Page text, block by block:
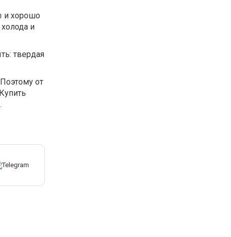
и хорошо
и
твердая
от